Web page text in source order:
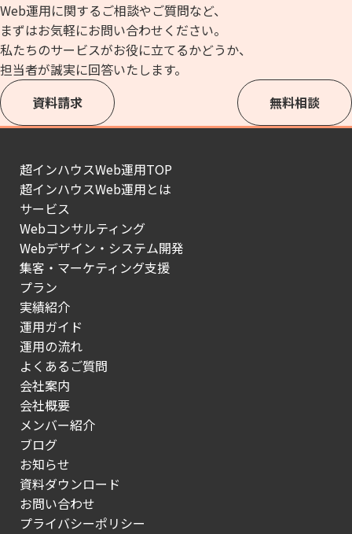
Web運用に関するご相談やご質問など、
まずはお気軽にお問い合わせください。
私たちのサービスがお役に立てるかどうか、
担当者が誠実に回答いたします。
資料請求
無料相談
超インハウスWeb運用TOP
超インハウスWeb運用とは
サービス
Webコンサルティング
Webデザイン・システム開発
集客・マーケティング支援
プラン
実績紹介
運用ガイド
運用の流れ
よくあるご質問
会社案内
会社概要
メンバー紹介
ブログ
お知らせ
資料ダウンロード
お問い合わせ
プライバシーポリシー